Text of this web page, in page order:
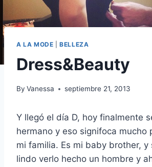
A LA MODE |BELLEZA
Dress&Beauty
By Vanessa septiembre 21, 2013
Y llegó el día D, hoy finalmente
hermano y eso signifoca mucho
mi familia. Es mi baby brother, y
lindo verlo hecho un hombre y